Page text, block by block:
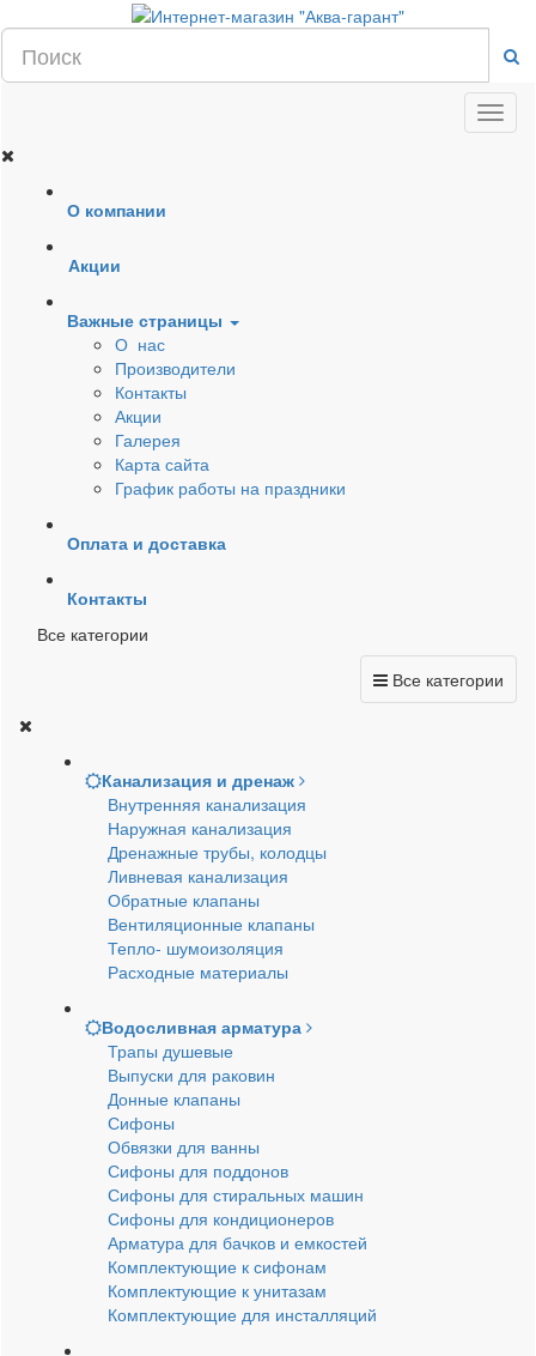
О компании
Акции
Важные страницы
О нас
Производители
Контакты
Акции
Галерея
Карта сайта
График работы на праздники
Оплата и доставка
Контакты
Все категории
Все категории
Канализация и дренаж
Внутренняя канализация
Наружная канализация
Дренажные трубы, колодцы
Ливневая канализация
Обратные клапаны
Вентиляционные клапаны
Тепло- шумоизоляция
Расходные материалы
Водосливная арматура
Трапы душевые
Выпуски для раковин
Донные клапаны
Сифоны
Обвязки для ванны
Сифоны для поддонов
Сифоны для стиральных машин
Сифоны для кондиционеров
Арматура для бачков и емкостей
Комплектующие к сифонам
Комплектующие к унитазам
Комплектующие для инсталляций